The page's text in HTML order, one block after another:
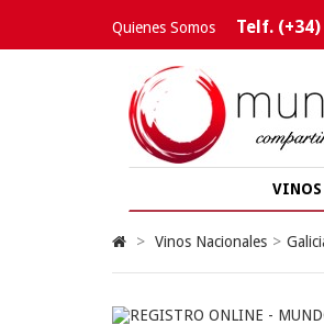
Quienes Somos Telf.
VINOS
> Vinos Nacionales >